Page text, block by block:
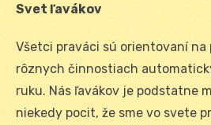
Svet ľavákov
Všetci praváci sú orientovaní na
rôznych činnostiach
ruku. Nás ľavákov je podstatne
niekedy pocit, že sme vo svete